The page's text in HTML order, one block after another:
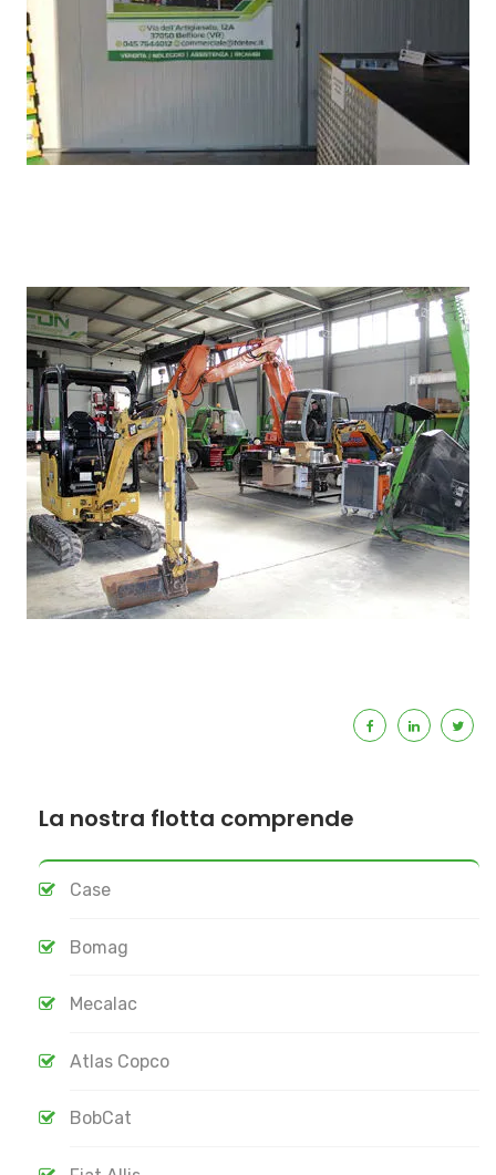
La nostra flotta comprende
Case
Bomag
Mecalac
Atlas Copco
BobCat